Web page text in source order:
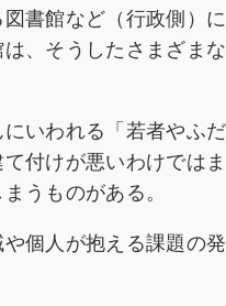
書館など（行政側）
、そうしたさまざま
いわれる「若者やふ
付けが悪いわけでは
うものがある。
個人が抱える課題の